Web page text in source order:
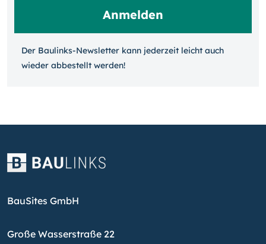
Der Baulinks-Newsletter kann jeder­zeit leicht auch
wieder ab­bestellt werden!
BauSites GmbH
Große Wasserstraße 22